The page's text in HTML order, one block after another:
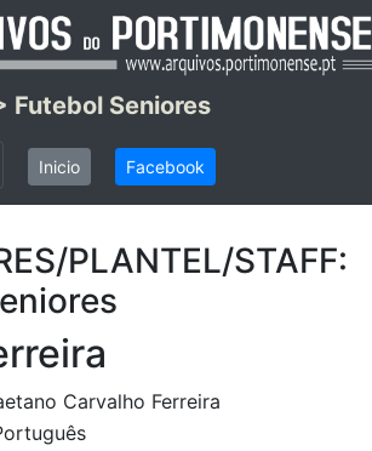
Futebol Seniores
Inicio Facebook
PLANTEL/STAFF:
Carvalho Ferreira